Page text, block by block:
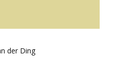
der Ding